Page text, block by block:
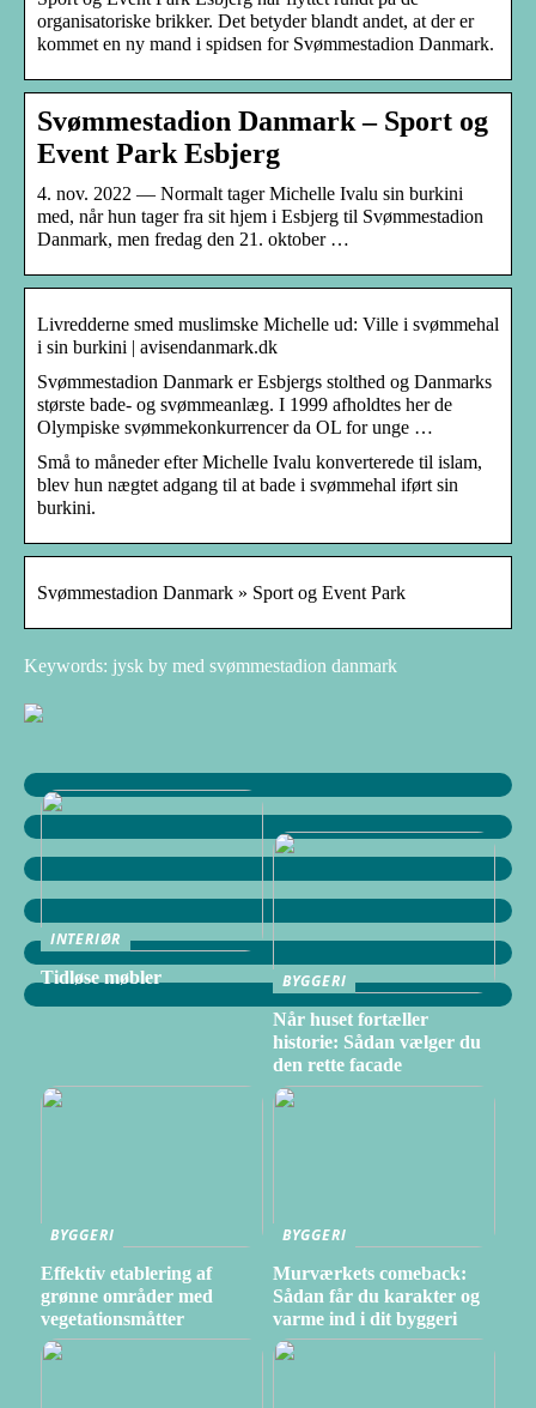
organisatoriske brikker. Det betyder blandt andet, at der er
kommet en ny mand i spidsen for Svømmestadion Danmark.
Svømmestadion Danmark – Sport og
Event Park Esbjerg
4. nov. 2022 — Normalt tager Michelle Ivalu sin burkini
med, når hun tager fra sit hjem i Esbjerg til Svømmestadion
Danmark, men fredag den 21. oktober …
Livredderne smed muslimske Michelle ud: Ville i svømmehal
i sin burkini | avisendanmark.dk
Svømmestadion Danmark er Esbjergs stolthed og Danmarks
største bade- og svømmeanlæg. I 1999 afholdtes her de
Olympiske svømmekonkurrencer da OL for unge …
Små to måneder efter Michelle Ivalu konverterede til islam,
blev hun nægtet adgang til at bade i svømmehal iført sin
burkini.
Svømmestadion Danmark » Sport og Event Park
Keywords: jysk by med svømmestadion danmark
INTERIØR
Tidløse møbler
BYGGERI
Når huset fortæller
historie: Sådan vælger du
den rette facade
BYGGERI
Effektiv etablering af
grønne områder med
vegetationsmåtter
BYGGERI
Murværkets comeback:
Sådan får du karakter og
varme ind i dit byggeri